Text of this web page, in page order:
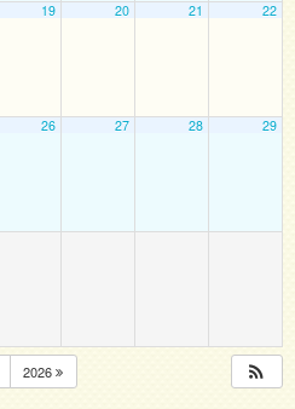
19 20 21 22
26 27 28 29
2026